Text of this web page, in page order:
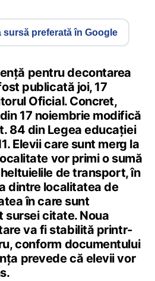
sursă preferată în Google
pentru decontarea
publicată joi, 17
Oficial. Concret,
17 noiembrie modifică
84 din Legea educației
Elevii care sunt merg la
vor primi o sumă
de transport, în
dintre localitatea de
în care sunt
citate. Noua
va fi stabilită printr-
conform documentului
prevede că elevii vor